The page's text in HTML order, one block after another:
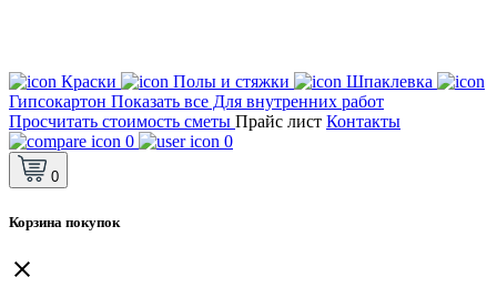
Краски Полы и стяжки
Шпаклевка
Гипсокартон Показать все Для внутренних работ
Просчитать стоимость сметы Прайс лист Контакты
0
0
0
Корзина покупок